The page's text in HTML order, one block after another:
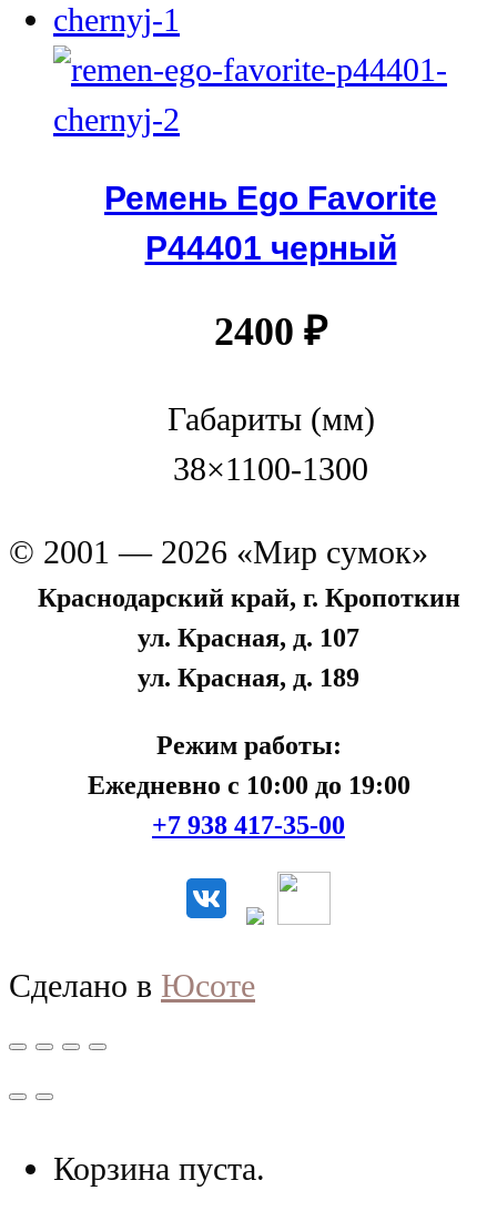
Ремень Ego Favorite
P44401 черный
2400 ₽
Габариты (мм)
38×1100-1300
© 2001 — 2026 «Мир сумок»
Краснодарский край, г. Кропоткин
ул. Красная, д. 107
ул. Красная, д. 189
Режим работы:
Ежедневно с 10:00 до 19:00
+7 938 417-35-00
Сделано в Юсоте
Корзина пуста.